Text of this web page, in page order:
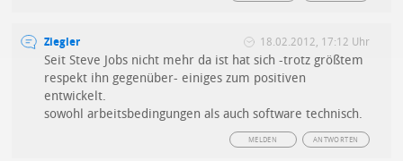
Ziegler 18.02.2012, 17:12 Uhr
Seit Steve Jobs nicht mehr da ist hat sich -trotz größtem
respekt ihn gegenüber- einiges zum positiven
entwickelt.
sowohl arbeitsbedingungen als auch software technisch.
ANTWORTEN
MELDEN